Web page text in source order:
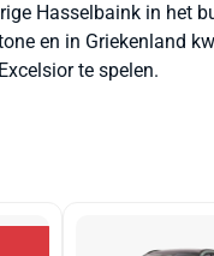
Hasselbaink in het
en in Griekenland
te spelen.